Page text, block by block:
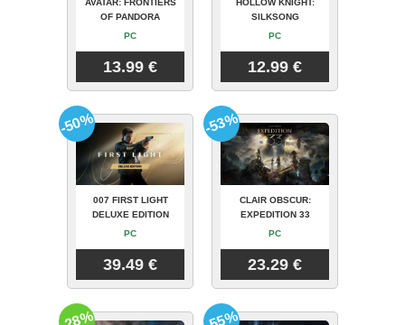
AVATAR: FRONTIERS
OF PANDORA
PC
13.99 €
HOLLOW KNIGHT:
SILKSONG
PC
12.99 €
007 FIRST LIGHT
DELUXE EDITION
PC
39.49 €
-50%
CLAIR OBSCUR:
EXPEDITION 33
PC
23.29 €
-53%